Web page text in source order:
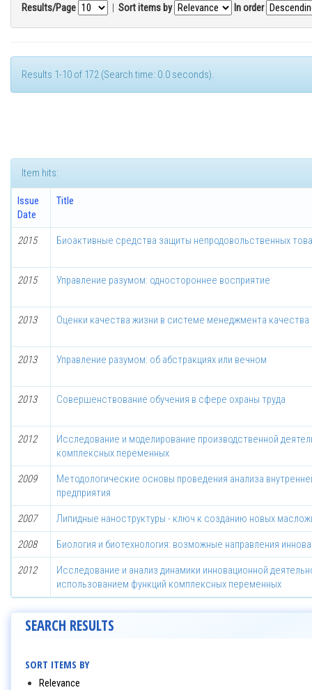
Results/Page | Sort items by In order
Results 1-10 of 172 (Search time: 0.0 seconds).
Item hits:
Issue
Date
Title
2015 Биоактивные средства защиты непродовольственных
2015 Управление разумом: одностороннее восприятие
2013 Оценки качества жизни в системе менеджмента качества
2013 Управление разумом: об абстракциях или вечном
2013 Совершенствование обучения в сфере охраны труда
2012
Исследование и моделирование производственной
комплексных переменных
2009
Методологические основы проведения анализа
предприятия
2007 Липидные наноструктуры - ключ к созданию новых
2008 Биология и биотехнология: возможные направления
2012
Исследование и анализ динамики инновационной
использованием функций комплексных переменных
SEARCH RESULTS
SORT ITEMS BY
Relevance